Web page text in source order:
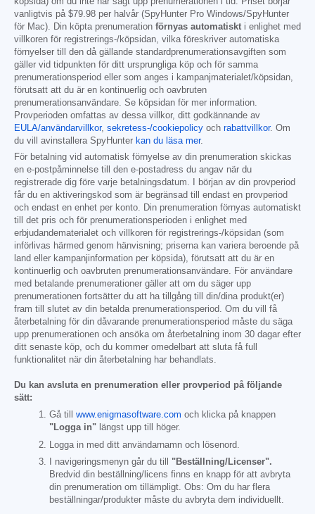
vanligtvis på $79.98 per halvår (SpyHunter Pro Windows/SpyHunter
för Mac). Din köpta prenumeration förnyas automatiskt i enlighet med
villkoren för registrerings-/köpsidan, vilka föreskriver automatiska
förnyelser till den då gällande standardprenumerationsavgiften som
gäller vid tidpunkten för ditt ursprungliga köp och för samma
prenumerationsperiod eller som anges i kampanjmaterialet/köpsidan,
förutsatt att du är en kontinuerlig och oavbruten
prenumerationsanvändare. Se köpsidan för mer information.
Provperioden omfattas av dessa villkor, ditt godkännande av
EULA/användarvillkor, sekretess-/cookiepolicy och rabattvillkor. Om
du vill avinstallera SpyHunter kan du läsa mer.
För betalning vid automatisk förnyelse av din prenumeration skickas
en e-postpåminnelse till den e-postadress du angav när du
registrerade dig före varje betalningsdatum. I början av din provperiod
får du en aktiveringskod som är begränsad till endast en provperiod
och endast en enhet per konto. Din prenumeration förnyas automatiskt
till det pris och för prenumerationsperioden i enlighet med
erbjudandematerialet och villkoren för registrerings-/köpsidan (som
införlivas härmed genom hänvisning; priserna kan variera beroende på
land eller kampanjinformation per köpsida), förutsatt att du är en
kontinuerlig och oavbruten prenumerationsanvändare. För användare
med betalande prenumerationer gäller att om du säger upp
prenumerationen fortsätter du att ha tillgång till din/dina produkt(er)
fram till slutet av din betalda prenumerationsperiod. Om du vill få
återbetalning för din dåvarande prenumerationsperiod måste du säga
upp prenumerationen och ansöka om återbetalning inom 30 dagar efter
ditt senaste köp, och du kommer omedelbart att sluta få full
funktionalitet när din återbetalning har behandlats.
Du kan avsluta en prenumeration eller provperiod på följande
sätt:
Gå till www.enigmasoftware.com och klicka på knappen
"Logga in" längst upp till höger.
Logga in med ditt användarnamn och lösenord.
I navigeringsmenyn går du till "Beställning/Licenser".
Bredvid din beställning/licens finns en knapp för att avbryta
din prenumeration om tillämpligt. Obs: Om du har flera
beställningar/produkter måste du avbryta dem individuellt.